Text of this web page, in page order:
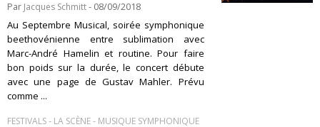
Par Jacques Schmitt- 08/09/2018
Au Septembre Musical, soirée symphonique
beethovénienne entre sublimation avec
Marc-André Hamelin et routine. Pour faire
bon poids sur la durée, le concert débute
avec une page de Gustav Mahler. Prévu
comme ...
FESTIVALS- LA SCÈNE- MUSIQUE SYMPHONIQUE